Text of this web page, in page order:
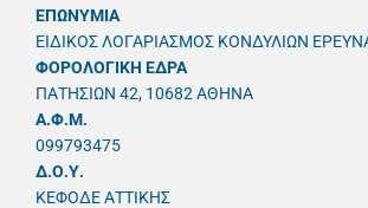
ΕΠΩΝΥΜΙΑ
ΕΙΔΙΚΟΣ ΛΟΓΑΡΙΑΣΜΟΣ ΚΟΝΔΥΛΙΩΝ
ΦΟΡΟΛΟΓΙΚΗ ΕΔΡΑ
ΠΑΤΗΣΙΩΝ 42, 10682 ΑΘΗΝΑ
A.Φ.Μ.
099793475
Δ.Ο.Υ.
ΚΕΦΟΔΕ ΑΤΤΙΚΗΣ